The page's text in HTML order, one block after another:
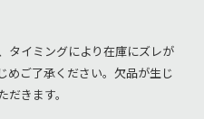
タイミングにより在庫にズレが
めご了承ください。欠品が生じ
きます。